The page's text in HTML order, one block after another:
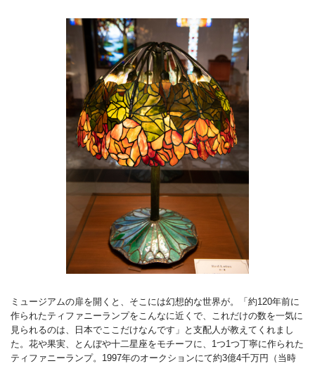
ミュージアムの扉を開くと、そこには幻想的な世界が。「約120年前に
作られたティファニーランプをこんなに近くで、これだけの数を一気に
見られるのは、日本でここだけなんです」と支配人が教えてくれまし
た。花や果実、とんぼや十二星座をモチーフに、1つ1つ丁寧に作られた
ティファニーランプ。1997年のオークションにて約3億4千万円（当時